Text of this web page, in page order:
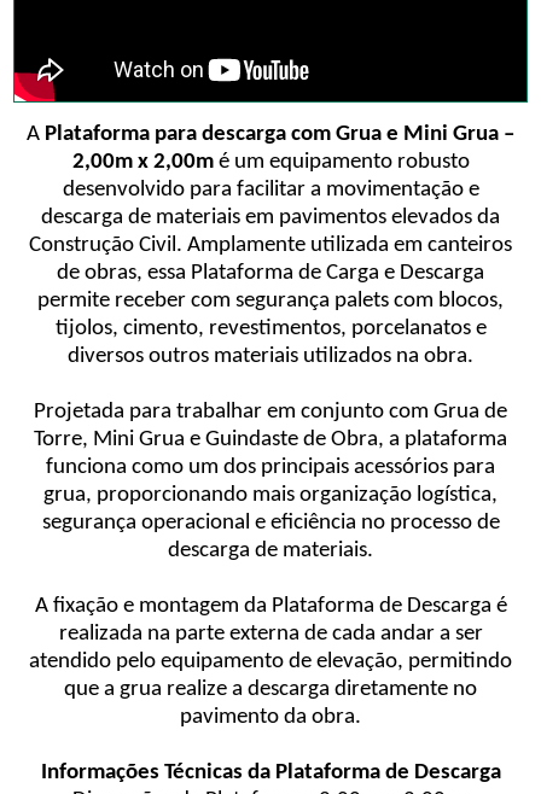
A Plataforma para descarga com Grua e Mini Grua –
2,00m x 2,00mé um equipamento robusto
desenvolvido para facilitar a movimentação e
descarga de materiais em pavimentos elevados da
Construção Civil. Amplamente utilizada em canteiros
de obras, essa Plataforma de Carga e Descarga
permite receber com segurança palets com blocos,
tijolos, cimento, revestimentos, porcelanatos e
diversos outros materiais utilizados na obra.
Projetada para trabalhar em conjunto com Grua de
Torre, Mini Grua e Guindaste de Obra, a plataforma
funciona como um dos principais acessórios para
grua, proporcionando mais organização logística,
segurança operacional e eficiência no processo de
descarga de materiais.
A fixação e montagem da Plataforma de Descarga é
realizada na parte externa de cada andar a ser
atendido pelo equipamento de elevação, permitindo
que a grua realize a descarga diretamente no
pavimento da obra.
Informações Técnicas da Plataforma de Descarga